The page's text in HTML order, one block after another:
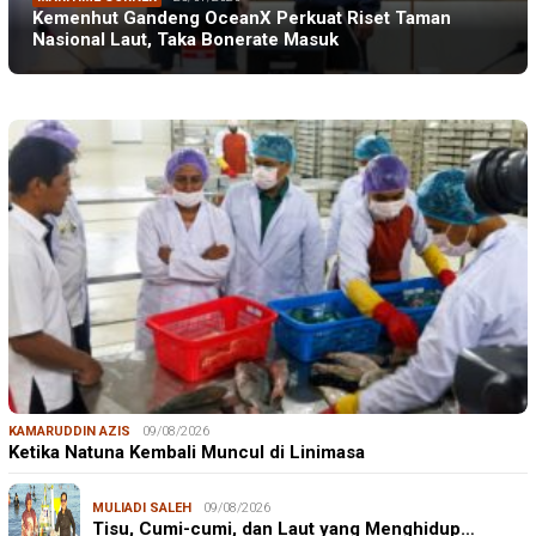
Kemenhut Gandeng OceanX Perkuat Riset Taman
Nasional Laut, Taka Bonerate Masuk
KAMARUDDIN AZIS 09/08/2026
Ketika Natuna Kembali Muncul di Linimasa
MULIADI SALEH 09/08/2026
Tisu, Cumi-cumi, dan Laut yang Menghidup…